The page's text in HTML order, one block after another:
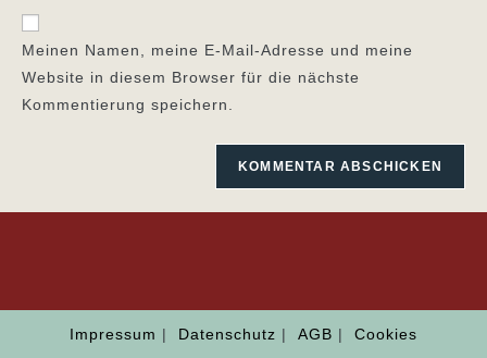
ein
zum
Kommentieren
ein
Website-
Meinen Namen, meine E-Mail-Adresse und meine
Website in diesem Browser für die nächste
Kommentierung speichern.
Impressum Datenschutz AGB Cookies